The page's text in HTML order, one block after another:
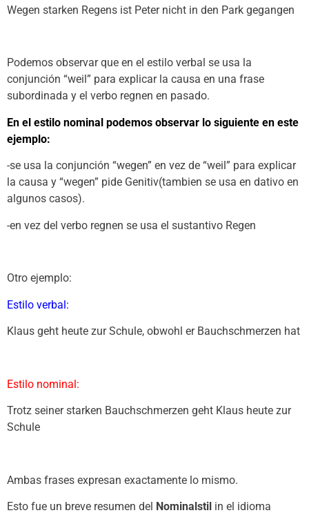
Wegen starken Regens ist Peter nicht in den Park gegangen
Podemos observar que en el estilo verbal se usa la
conjunción “weil” para explicar la causa en una frase
subordinada y el verbo regnen en pasado.
En el estilo nominal podemos observar lo siguiente en este
ejemplo:
-se usa la conjunción “wegen” en vez de “weil” para explicar
la causa y “wegen” pide Genitiv(tambien se usa en dativo en
algunos casos).
-en vez del verbo regnen se usa el sustantivo Regen
Otro ejemplo:
Estilo verbal:
Klaus geht heute zur Schule, obwohl er Bauchschmerzen hat
Estilo nominal:
Trotz seiner starken Bauchschmerzen geht Klaus heute zur
Schule
Ambas frases expresan exactamente lo mismo.
Esto fue un breve resumen del Nominalstil in el idioma